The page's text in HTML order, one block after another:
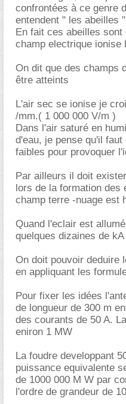
confrontées à ce genre
entendent " les abeilles "
En fait ces abeilles
champ electrique
On dit que des champs
être atteints
L'air sec se ionise je
/mm.( 1 000 000 V/m )
Dans l'air saturé en
d'eau, je pense qu'il
faibles pour provoquer
Par ailleurs il doit
lors de la formation des
champ terre -nuage est
Quand l'eclair est
quelques dizaines de
On doit pouvoir deduire
en appliquant les
Pour fixer les idées
de longueur de 300 m
des courants de 50 A.
eniron 1 MW
La foudre developpant
puissance equivalente
de 1000 000 M W par
l'ordre de grandeur de